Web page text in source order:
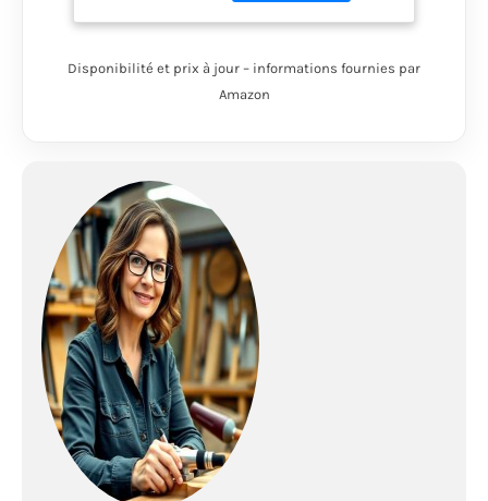
Automower Connect.
autonome – pour une
tonte ininterrompue
qui protège votre
jardin et la tondeuse.
COUVERTURE TOTALE :
L'IA Vision et la
navigation par
satellite garantissent
une tonte uniforme,
même en cas de signal
Disponibilité et prix à jour – informations fournies par
Amazon